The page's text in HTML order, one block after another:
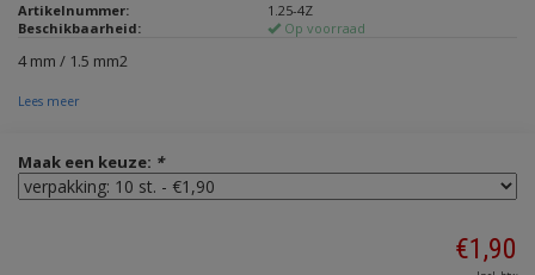
Artikelnummer:
1.25-4Z
Beschikbaarheid:
Op voorraad
4 mm / 1.5 mm2
Lees meer
Maak een keuze: *
€1,90